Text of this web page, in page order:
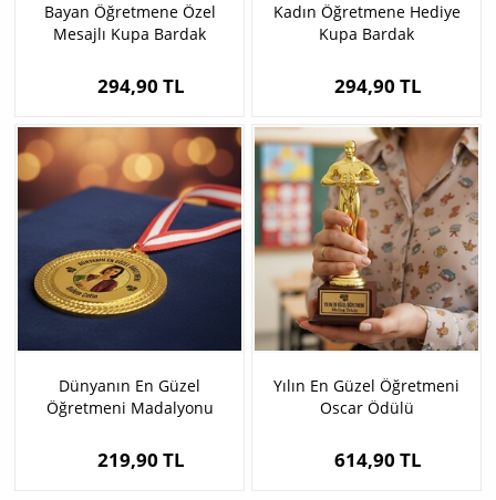
Bayan Öğretmene Özel
Mesajlı Kupa Bardak
294,90 TL
Kadın Öğretmene Hediye
Kupa Bardak
294,90 TL
Dünyanın En Güzel
Öğretmeni Madalyonu
219,90 TL
Yılın En Güzel Öğretmeni
Oscar Ödülü
614,90 TL